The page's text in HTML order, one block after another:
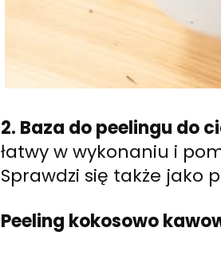
2. Baza do peelingu do
łatwy w wykonaniu i
Sprawdzi się także jako
Peeling kokosowo